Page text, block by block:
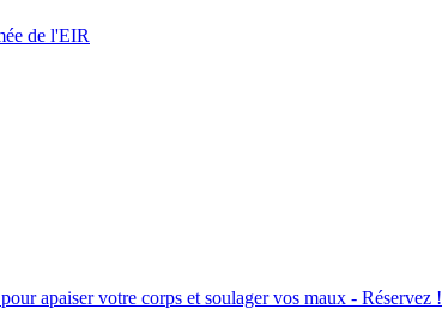
de l'EIR
apaiser votre corps et soulager vos maux - Réservez !